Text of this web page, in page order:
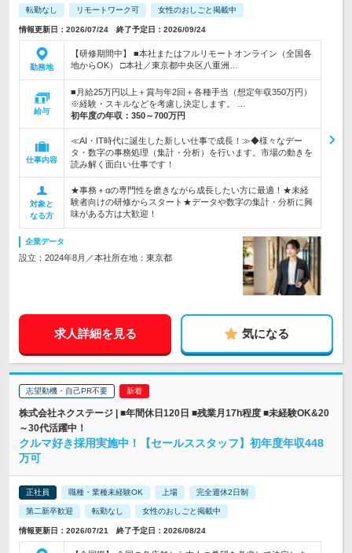
転勤なし リモートワーク可 女性のおしごと掲載中
情報更新日：2026/07/24 終了予定日：2026/09/24
勤務地
【研修期間中】 ■本社またはフルリモートオンライン（全国各
地からOK） □本社／東京都中央区八重洲…
給与
■月給25万円以上＋賞与年2回＋各種手当（想定年収350万円）
※経験・スキルなどを考慮し決定します。 …
初年度の年収： 350～700万円
仕事内容
≪AI・IT時代に誕生した新しい仕事で成長！≫◆様々なデー
タ・数字の事務処理（集計・分析）を行います。市場の動きを
読み解く面白い仕事です！
対象と
なる方
★事務＋αの専門性を磨きながら成長したい方に最適！★未経
験者向けの研修からスタート★データや数字の集計・分析に興
味がある方は大歓迎！
企業データ
設立：2024年8月／本社所在地：東京都
求人詳細を見る 気になる
志望動機・自己PR不要
株式会社ネクステージ | ■年間休日120日 ■残業月17h程度 ■未経験OK&20
～30代活躍中！
クルマ好き採用実施中！【セールススタッフ】初年度年収448
万可
正社員 職種・業種未経験OK 上場 完全週休2日制
第二新卒歓迎 転勤なし 女性のおしごと掲載中
情報更新日：2026/07/21 終了予定日：2026/08/24